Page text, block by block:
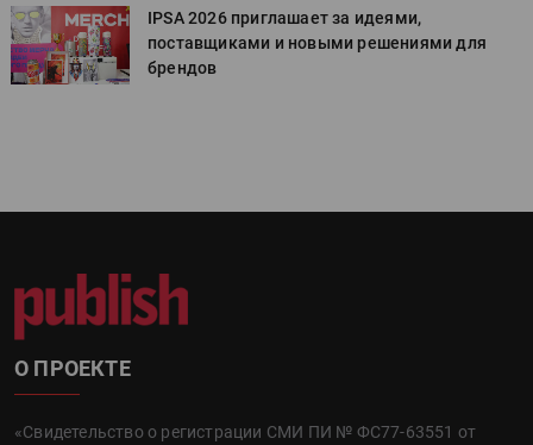
IPSA 2026 приглашает за идеями,
поставщиками и новыми решениями для
брендов
О ПРОЕКТЕ
«Свидетельство о регистрации СМИ ПИ № ФС77-63551 от